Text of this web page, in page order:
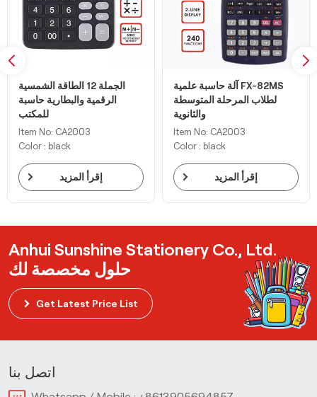
الجملة 12 الطاقة الشمسية
الرقمية والبطارية حاسبة
للمكتب
Item No: CA2003
Color : black
إقرأ المزيد
آلة حاسبة علمية FX-82MS
لطلاب المرحلة المتوسطة
والثانوية
Item No: CA2003
Color : black
إقرأ المزيد
Anhui Sunshine Stationery Co., Ltd.
حلول مخصصة لك
Get Latest Price List
اتصل بنا